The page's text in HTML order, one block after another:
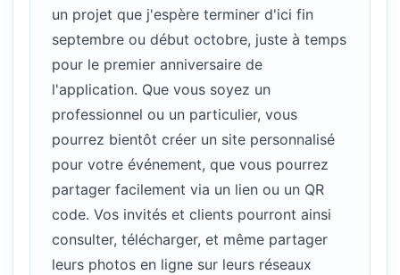
un projet que j'espère terminer d'ici fin
septembre ou début octobre, juste à temps
pour le premier anniversaire de
l'application. Que vous soyez un
professionnel ou un particulier, vous
pourrez bientôt créer un site personnalisé
pour votre événement, que vous pourrez
partager facilement via un lien ou un QR
code. Vos invités et clients pourront ainsi
consulter, télécharger, et même partager
leurs photos en ligne sur leurs réseaux